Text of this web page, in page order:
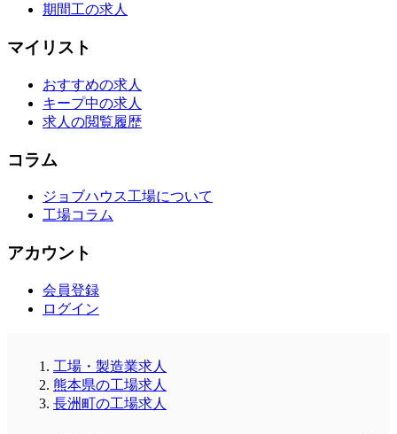
期間工の求人
マイリスト
おすすめの求人
キープ中の求人
求人の閲覧履歴
コラム
ジョブハウス工場について
工場コラム
アカウント
会員登録
ログイン
工場・製造業求人
熊本県の工場求人
長洲町の工場求人